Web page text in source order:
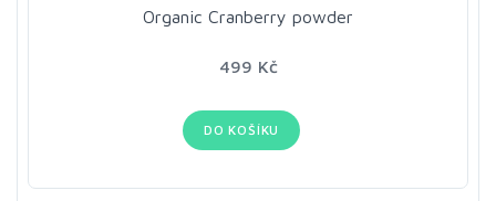
Organic Cranberry powder
499 Kč
DO KOŠÍKU